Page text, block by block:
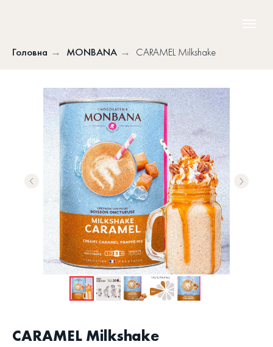
Головна → MONBANA → CARAMEL Milkshake
CARAMEL Milkshake